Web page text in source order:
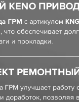
ГРМ с артикулом
обеспечивает
и прокладки.
улучшает работу
доработок, позволяя